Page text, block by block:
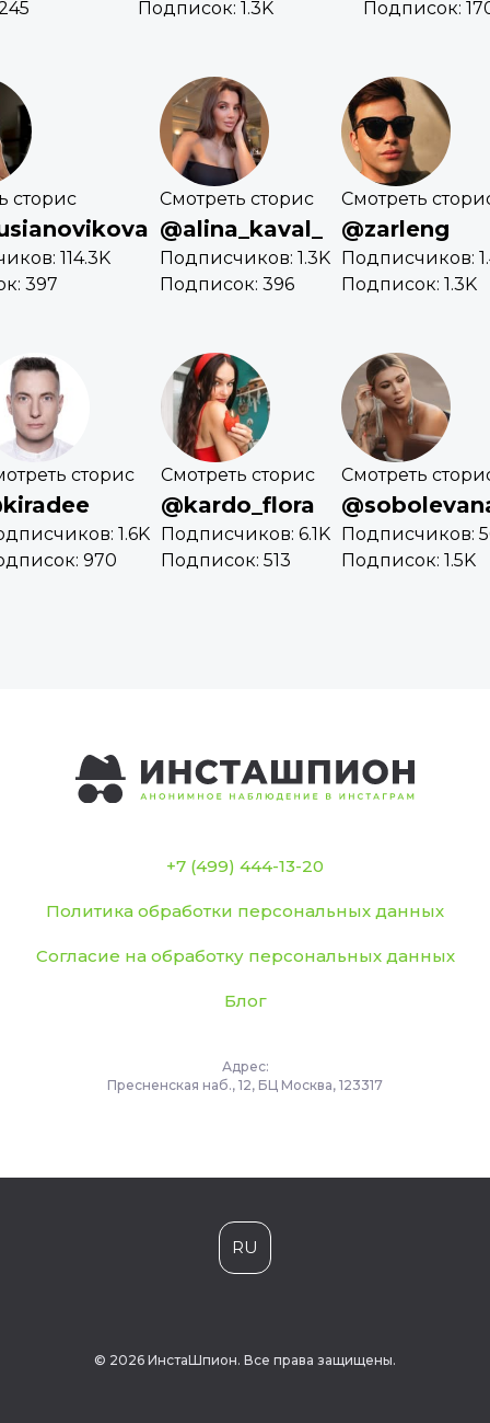
Подписок: 1.3K
Подписок:
сторис
114.3K
397
Смотреть сторис
@alina_kaval_
Подписчиков: 1.3K
Подписок: 396
Смотреть
@zarleng
Подписчиков:
Подписок: 1.3K
сторис
1.6K
970
Смотреть сторис
@kardo_flora
Подписчиков: 6.1K
Подписок: 513
Смотреть
Подписчиков:
Подписок: 1.5K
+7 (499) 444-13-20
Политика обработки персональных данных
Согласие на обработку персональных данных
Блог
Адрес:
Пресненская наб., 12, БЦ Москва, 123317
RU
© 2026 ИнстаШпион. Все права защищены.